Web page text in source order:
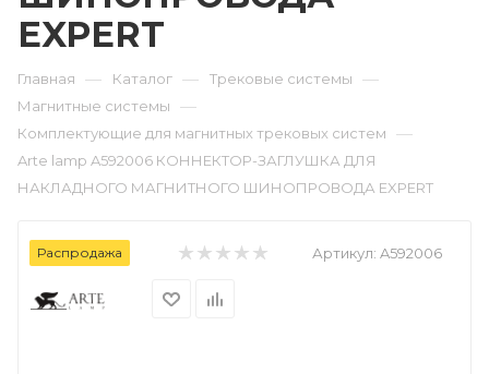
EXPERT
Главная — Каталог — Трековые системы —
Магнитные системы —
Комплектующие для магнитных трековых систем —
Arte lamp A592006 КОННЕКТОР-ЗАГЛУШКА ДЛЯ
НАКЛАДНОГО МАГНИТНОГО ШИНОПРОВОДА EXPERT
Распродажа Артикул: A592006